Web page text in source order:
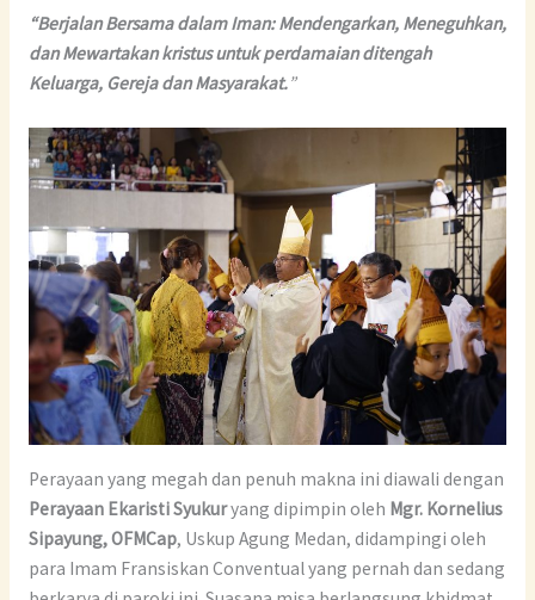
“Berjalan Bersama dalam Iman: Mendengarkan, Meneguhkan,
dan Mewartakan kristus untuk perdamaian ditengah
Keluarga, Gereja dan Masyarakat.”
Perayaan yang megah dan penuh makna ini diawali dengan
Perayaan Ekaristi Syukuryang dipimpin oleh Mgr. Kornelius
Sipayung, OFMCap, Uskup Agung Medan, didampingi oleh
para Imam Fransiskan Conventual yang pernah dan sedang